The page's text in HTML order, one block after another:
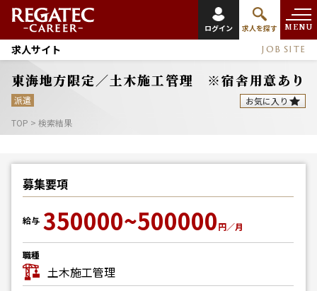
ログイン 求人を探す MENU
求人サイト JOB SITE
東海地方限定／土木施工管理 ※宿舎用意あり
派遣
お気に入り
TOP > 検索結果
募集要項
給与 350000~500000円／月
職種
土木施工管理